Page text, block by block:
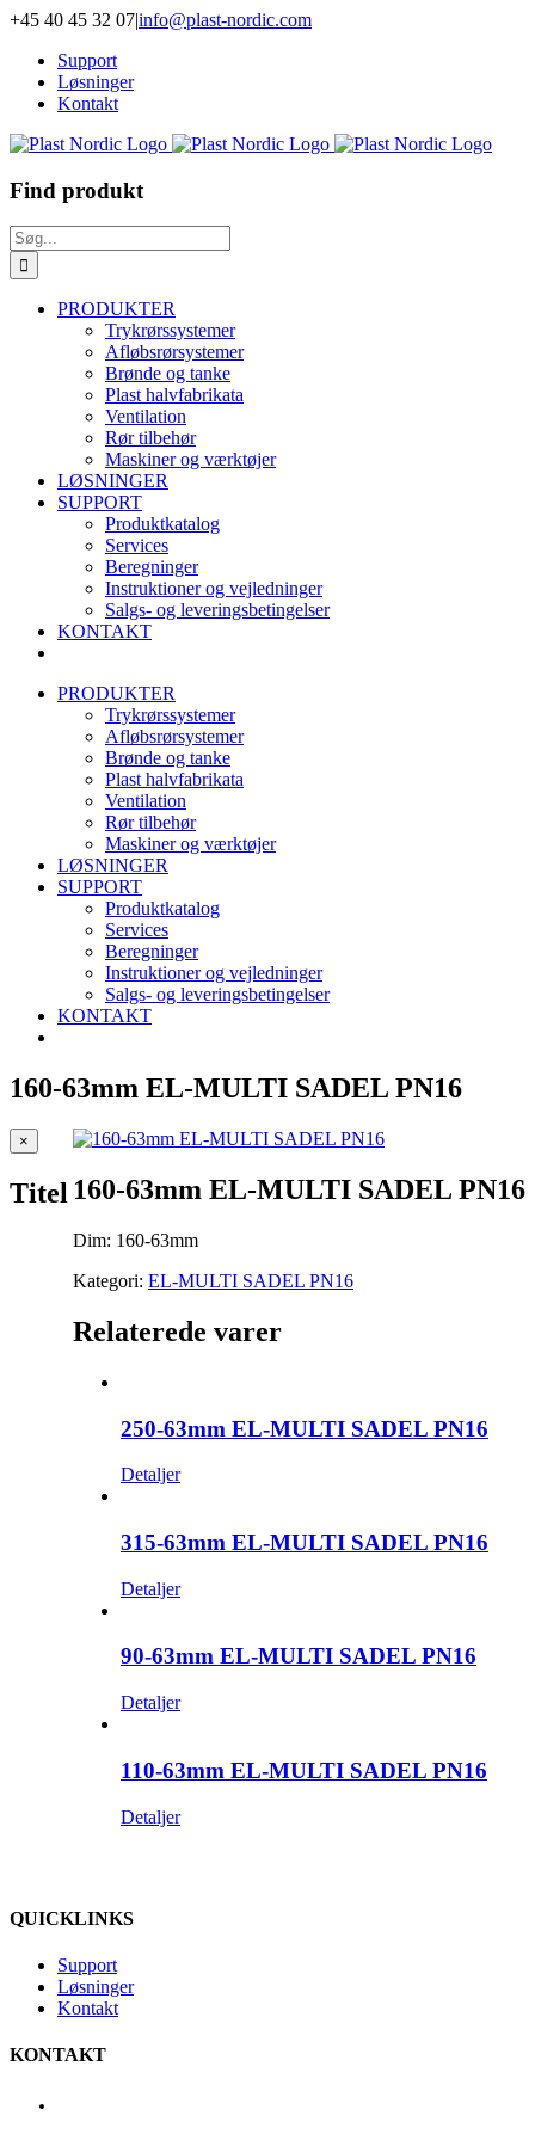
Skip
content
+45 40 45 32 07|info@plast-nordic.com
Support
Løsninger
Kontakt
Find produkt
Søg
efter:
PRODUKTER
Trykrørssystemer
Afløbsrørsystemer
Brønde og tanke
Plast halvfabrikata
Ventilation
Rør tilbehør
Maskiner og værktøjer
LØSNINGER
SUPPORT
Produktkatalog
Services
Beregninger
Instruktioner og vejledninger
Salgs- og leveringsbetingelser
KONTAKT
PRODUKTER
Trykrørssystemer
Afløbsrørsystemer
Brønde og tanke
Plast halvfabrikata
Ventilation
Rør tilbehør
Maskiner og værktøjer
LØSNINGER
SUPPORT
Produktkatalog
Services
Beregninger
Instruktioner og vejledninger
Salgs- og leveringsbetingelser
KONTAKT
160-63mm EL-MULTI SADEL PN16
160-63mm EL-MULTI SADEL PN16
Dim: 160-63mm
Kategori: EL-MULTI SADEL PN16
Relaterede varer
250-63mm EL-MULTI SADEL PN16
Detaljer
315-63mm EL-MULTI SADEL PN16
Detaljer
90-63mm EL-MULTI SADEL PN16
Detaljer
110-63mm EL-MULTI SADEL PN16
Detaljer
Close
product
view
×
Titel
QUICKLINKS
Support
Løsninger
Kontakt
KONTAKT